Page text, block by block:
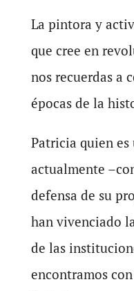
La pintora y
que cree en
nos recuerdas a
épocas de la
Patricia quien es
actualmente
defensa de su
han vivenciado
de las
encontramos